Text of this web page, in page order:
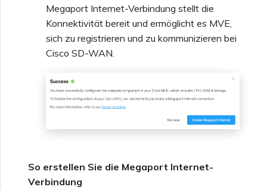
Megaport Internet-Verbindung stellt die
Konnektivität bereit und ermöglicht es MVE,
sich zu registrieren und zu kommunizieren bei
Cisco SD-WAN.
So erstellen Sie die Megaport Internet-
Verbindung